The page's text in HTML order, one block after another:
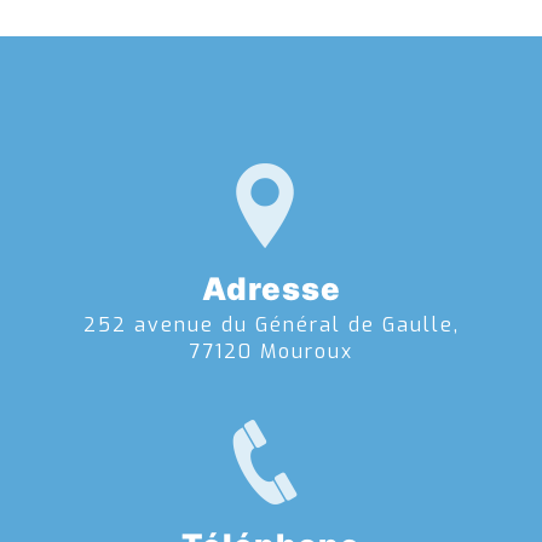
Adresse
252 avenue du Général de Gaulle,
77120 Mouroux